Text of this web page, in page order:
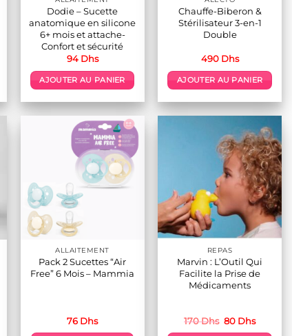
Dodie – Sucette
anatomique en silicone
6+ mois et attache-
Confort et sécurité
94 Dhs
AJOUTER AU PANIER
Chauffe-Biberon &
Stérilisateur 3-en-1
Double
490 Dhs
AJOUTER AU PANIER
ALLAITEMENT
Pack 2 Sucettes “Air
Free” 6 Mois – Mammia
76 Dhs
REPAS
Marvin : L’Outil Qui
Facilite la Prise de
Médicaments
170Dhs Le
80 DhsLe